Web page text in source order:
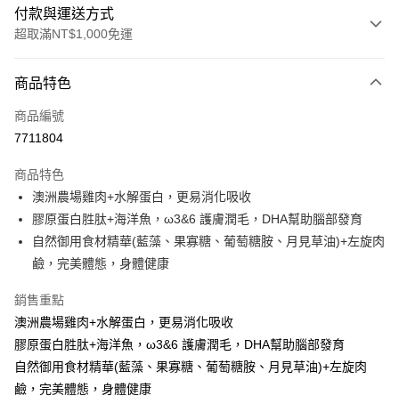
付款與運送方式
超取滿NT$1,000免運
信用卡一次付款
超商取貨付款
Apple Pay
街口支付
悠遊付
ATM付款
全家取貨付款
每筆NT$60，滿NT$1,000(含以上)免運費
商品特色
商品編號
7711804
商品特色
澳洲農場雞肉+水解蛋白，更易消化吸收
膠原蛋白胜肽+海洋魚，ω3&6 護膚潤毛，DHA幫助腦部發育
自然御用食材精華(藍藻、果寡糖、葡萄糖胺、月見草油)+左旋肉
鹼，完美體態，身體健康
銷售重點
澳洲農場雞肉+水解蛋白，更易消化吸收
膠原蛋白胜肽+海洋魚，ω3&6 護膚潤毛，DHA幫助腦部發育
自然御用食材精華(藍藻、果寡糖、葡萄糖胺、月見草油)+左旋肉
鹼，完美體態，身體健康